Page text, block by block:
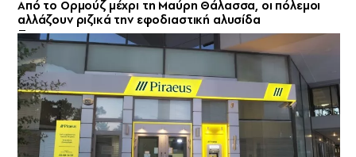
Από το Ορμούζ μέχρι τη Μαύρη Θάλασσα, οι πόλεμοι
αλλάζουν ριζικά την εφοδιαστική αλυσίδα